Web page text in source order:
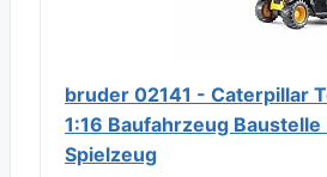
bruder 02141 - Caterpillar
1:16 Baufahrzeug Baustelle
Spielzeug